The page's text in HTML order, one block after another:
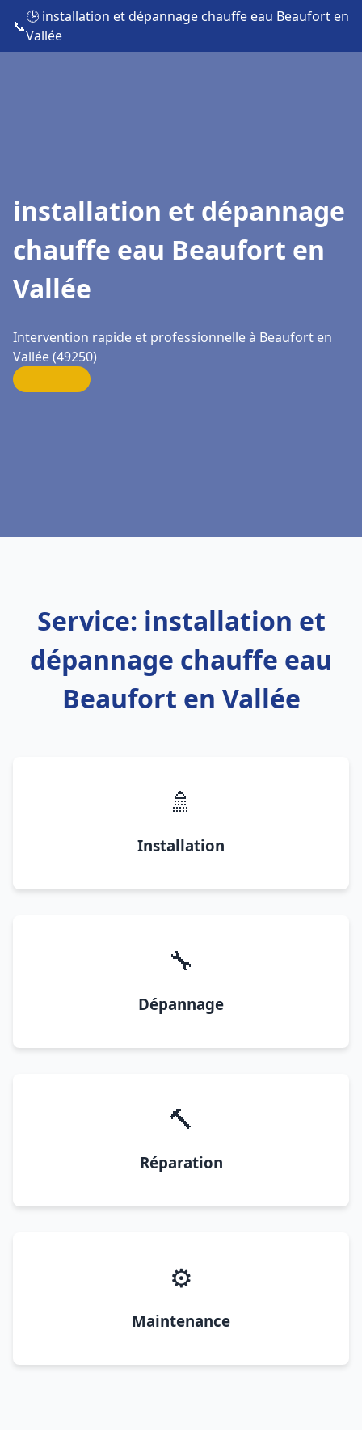
📞
🕒 installation et dépannage chauffe eau Beaufort en
Vallée
installation et dépannage
chauffe eau Beaufort en
Vallée
Intervention rapide et professionnelle à Beaufort en
Vallée (49250)
Service: installation et
dépannage chauffe eau
Beaufort en Vallée
🚿
Installation
🔧
Dépannage
🔨
Réparation
⚙️
Maintenance